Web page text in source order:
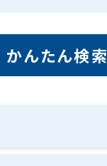
かんたん検索